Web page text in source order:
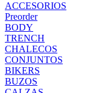
ACCESORIOS
Preorder
BODY
TRENCH
CHALECOS
CONJUNTOS
BIKERS
BUZOS